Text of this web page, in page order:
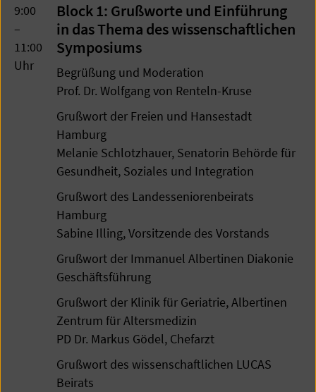
9:00
–
11:00
Uhr
Block 1: Grußworte und Einführung
in das Thema des wissenschaftlichen
Symposiums
Begrüßung und Moderation
Prof. Dr. Wolfgang von Renteln-Kruse
Grußwort der Freien und Hansestadt
Hamburg
Melanie Schlotzhauer, Senatorin Behörde für
Gesundheit, Soziales und Integration
Grußwort des Landesseniorenbeirats
Hamburg
Sabine Illing, Vorsitzende des Vorstands
Grußwort der Immanuel Albertinen Diakonie
Geschäftsführung
Grußwort der Klinik für Geriatrie, Albertinen
Zentrum für Altersmedizin
PD Dr. Markus Gödel, Chefarzt
Grußwort des wissenschaftlichen LUCAS
Beirats